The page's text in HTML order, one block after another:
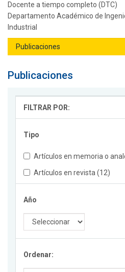
Docente a tiempo completo (DTC)
Departamento Académico de
Industrial
Publicaciones
FILTRAR POR:
Tipo
Artículos en memoria o
Artículos en revista (12)
Año
Ordenar: